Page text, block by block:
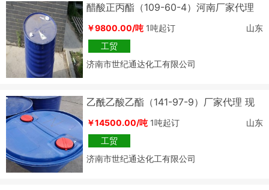
醋酸正丙酯（109-60-4）河南厂家代理
￥9800.00/吨 1吨起订
山东
工贸
济南市世纪通达化工有限公司
乙酰乙酸乙酯（141-97-9）厂家代理 现
￥14500.00/吨 1吨起订
山东
工贸
济南市世纪通达化工有限公司